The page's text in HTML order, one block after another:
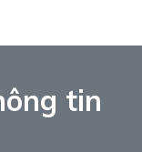
tin